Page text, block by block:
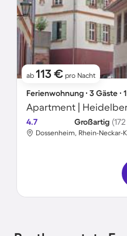
ab 113 € pro Nacht
Ferienwohnung ∙ 3 Gäste ∙
4.7 Großartig
Dossenheim, Rhein-Neckar-